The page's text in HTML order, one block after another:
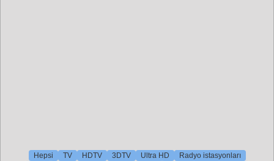
Hepsi TV HDTV 3DTV Ultra HD
Radyo istasyonları